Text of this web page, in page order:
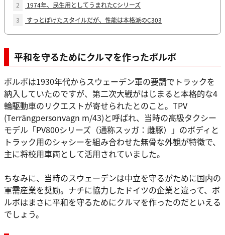
2
1974年、民生用としてうまれたCシリーズ
3
すっとぼけたスタイルだが、性能は本格派のC303
平和を守るためにクルマを作ったボルボ
ボルボは1930年代からスウェーデン軍の要請でトラックを
納入していたのですが、第二次大戦がはじまると本格的な4
輪駆動車のリクエストが寄せられたとのこと。TPV
(Terrängpersonvagn m/43)と呼ばれ、当時の高級タクシー
モデル「PV800シリーズ（通称スッガ：雌豚）」のボディと
トラック用のシャシーを組み合わせた無骨な外観が特徴で、
主に将校用車両として活用されていました。
ちなみに、当時のスウェーデンは中立を守るがために国内の
軍需産業を奨励。ナチに協力したドイツの企業と違って、ボ
ルボはまさに平和を守るためにクルマを作ったのだといえる
でしょう。